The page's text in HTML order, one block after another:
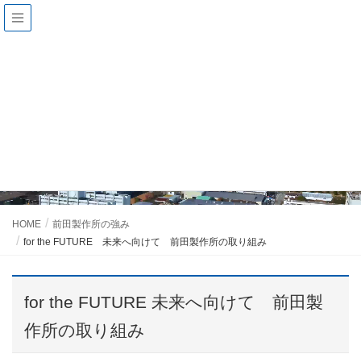
HOME
前田製作所の強み
for the FUTURE 未来へ向けて 前田製作所の取り組み
for the FUTURE 未来へ向けて 前田製
作所の取り組み